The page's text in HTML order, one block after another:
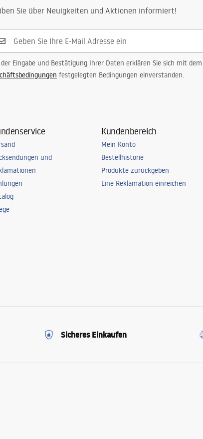
Sie über Neuigkeiten und Aktionen informiert!
Eingabe und Bestätigung Ihrer Daten erklären Sie sich mit
festgelegten Bedingungen einverstanden.
und
Kundenbereich
Mein Konto
Bestellhistorie
Produkte zurückgeben
Eine Reklamation einreichen
Sicheres Einkaufen